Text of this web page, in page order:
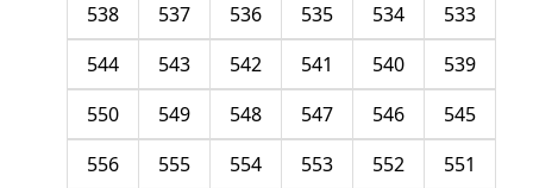
533
534
535
536
537
538
539
540
541
542
543
544
545
546
547
548
549
550
551
552
553
554
555
556